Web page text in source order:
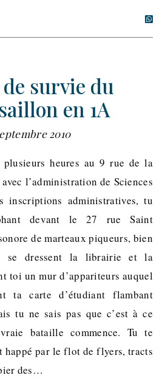
survie du
en 1A
2010
l’administration de Sciences
inscriptions administratives, tu
devant le 27 rue Saint
de marteaux piqueurs, bien
se dressent la librairie et la
toi un mur d’appariteurs auquel
ta carte d’étudiant flambant
tu ne sais pas que c’est à ce
bataille commence. Tu te
happé par le flot de flyers, tracts
des…